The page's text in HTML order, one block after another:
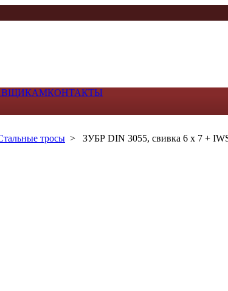
КОНТАКТЫ
тросы > ЗУБР DIN 3055, свивка 6 х 7 +